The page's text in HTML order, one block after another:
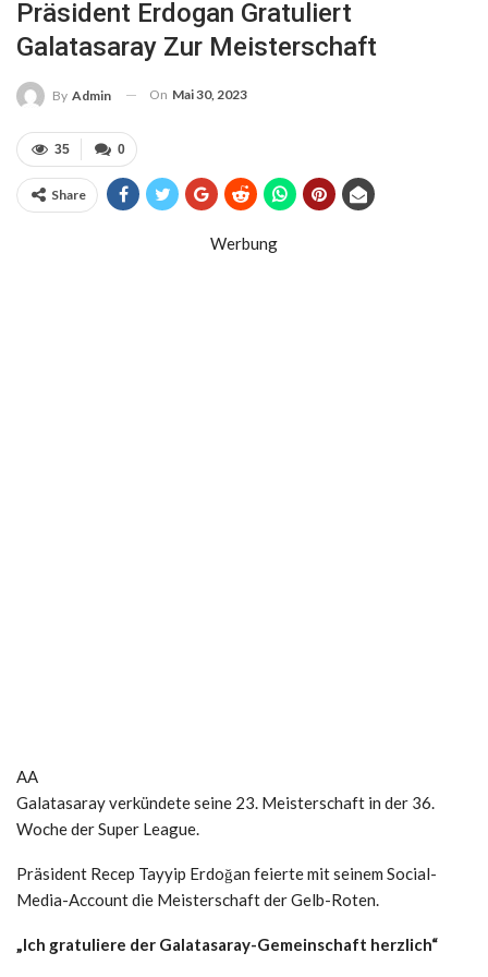
Präsident Erdogan Gratuliert
Galatasaray Zur Meisterschaft
By Admin On Mai 30, 2023
0
35
Share
Werbung
AA
Galatasaray verkündete seine 23. Meisterschaft in der 36.
Woche der Super League.
Präsident Recep Tayyip Erdoğan feierte mit seinem Social-
Media-Account die Meisterschaft der Gelb-Roten.
„Ich gratuliere der Galatasaray-Gemeinschaft herzlich“